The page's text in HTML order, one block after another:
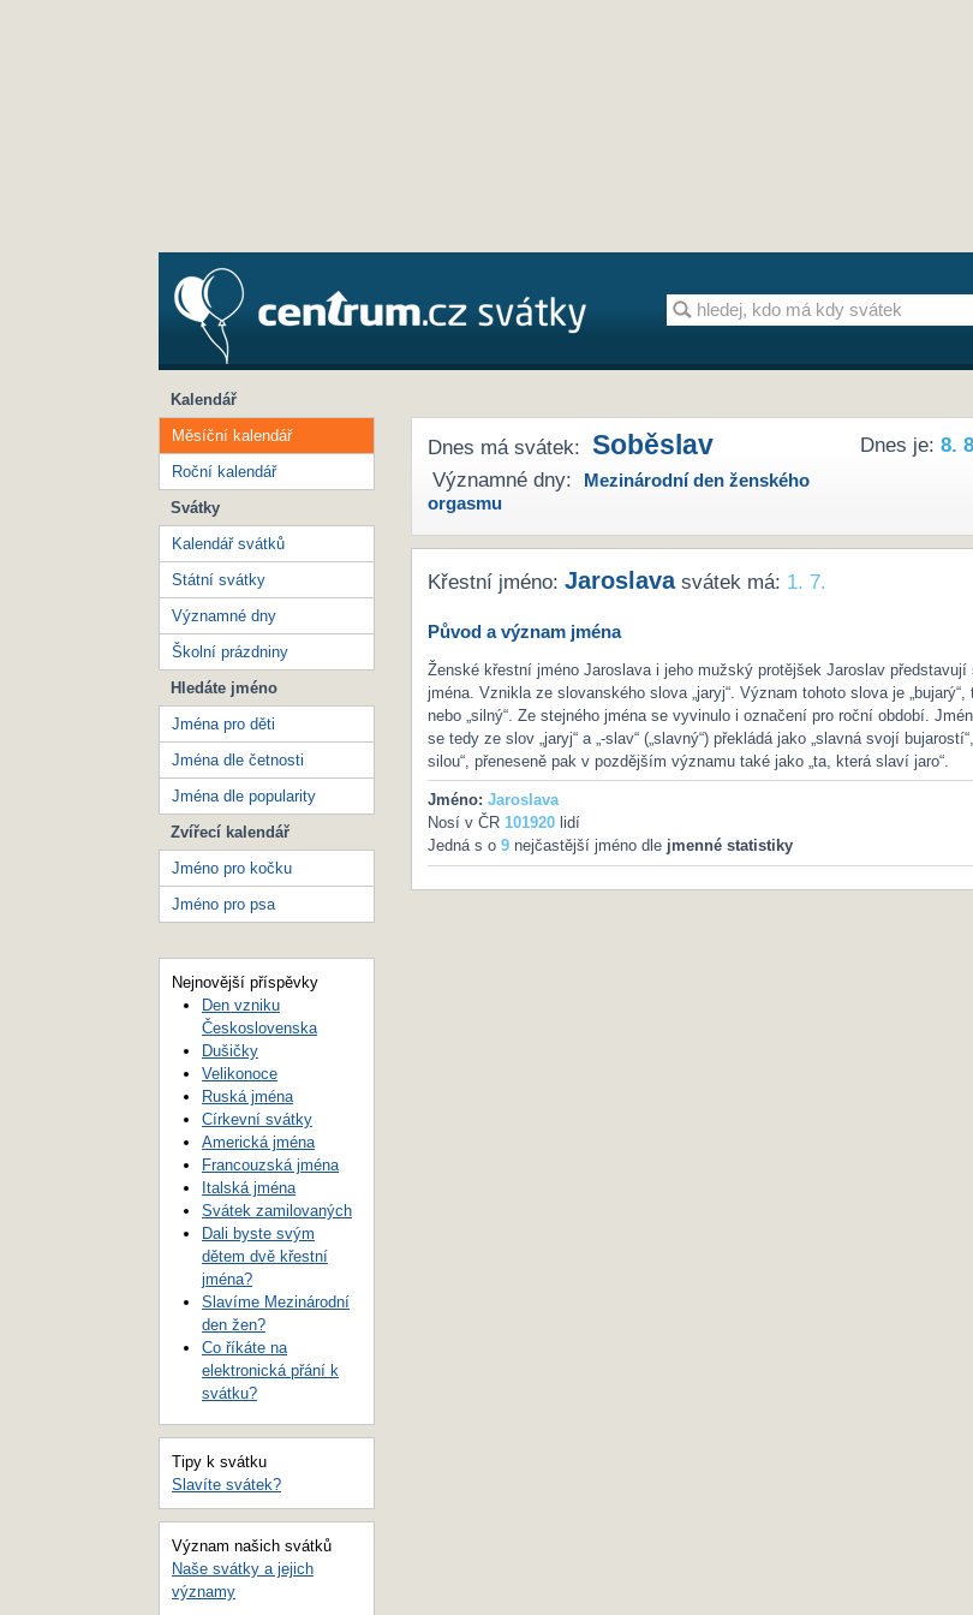
Dnes je: 8.
Dnes má svátek: Soběslav
Významné dny:
Mezinárodní den ženského
orgasmu
Křestní jméno: Jaroslavasvátek má: 1. 7.
Původ a význam jména
Ženské křestní jméno Jaroslava i jeho mužský protějšek Jaroslav představují
jména. Vznikla ze slovanského slova „jaryj“. Význam tohoto slova je „bujarý“,
nebo „silný“. Ze stejného jména se vyvinulo i označení pro roční období.
se tedy ze slov „jaryj“ a „-slav“ („slavný“) překládá jako „slavná svojí
silou“, přeneseně pak v pozdějším významu také jako „ta, která slaví jaro“.
Jméno: Jaroslava
Nosí v ČR 101920lidí
Jedná s o 9nejčastější jméno dle jmenné statistiky
Kalendář
Měsíční kalendář
Roční kalendář
Svátky
Kalendář svátků
Státní svátky
Významné dny
Školní prázdniny
Hledáte jméno
Jména pro děti
Jména dle četnosti
Jména dle popularity
Zvířecí kalendář
Jméno pro kočku
Jméno pro psa
Nejnovější příspěvky
Den vzniku
Československa
Dušičky
Velikonoce
Ruská jména
Církevní svátky
Americká jména
Francouzská jména
Italská jména
Svátek zamilovaných
Dali byste svým
dětem dvě křestní
jména?
Slavíme Mezinárodní
den žen?
Co říkáte na
elektronická přání k
svátku?
Tipy k svátku
Slavíte svátek?
Význam našich svátků
Naše svátky a jejich
významy